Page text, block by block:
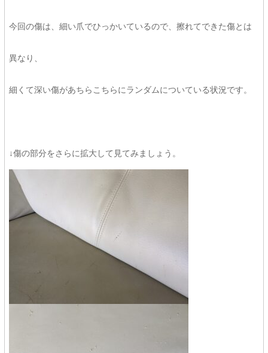
今回の傷は、細い爪でひっかいているので、擦れてできた傷とは
異なり、
細くて深い傷があちらこちらにランダムについている状況です。
↓傷の部分をさらに拡大して見てみましょう。